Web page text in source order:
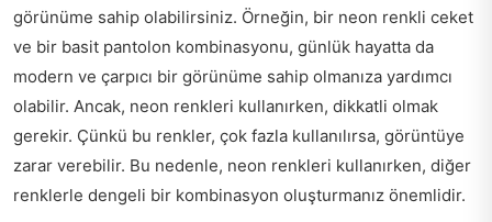
görünüme sahip olabilirsiniz. Örneğin, bir neon renkli ceket
ve bir basit pantolon kombinasyonu, günlük hayatta da
modern ve çarpıcı bir görünüme sahip olmanıza yardımcı
olabilir. Ancak, neon renkleri kullanırken, dikkatli olmak
gerekir. Çünkü bu renkler, çok fazla kullanılırsa, görüntüye
zarar verebilir. Bu nedenle, neon renkleri kullanırken, diğer
renklerle dengeli bir kombinasyon oluşturmanız önemlidir.